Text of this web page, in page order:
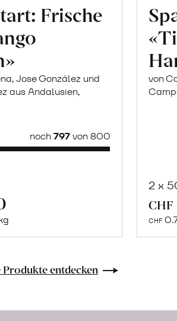
Frische
Jose González und
aus Andalusien,
noch797von 800
«Manzanilla»
mit
von
2 x
CHF
CHF
entdecken